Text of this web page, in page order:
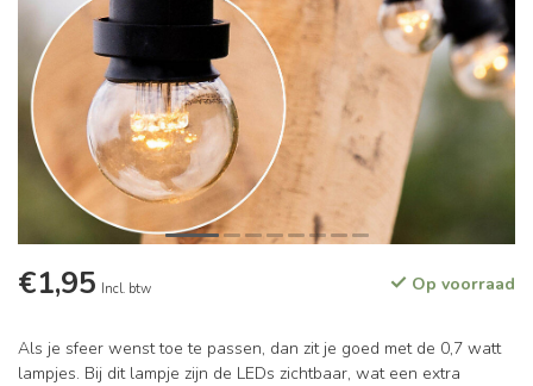
€1,95 Incl. btw Op voorraad
Als je sfeer wenst toe te passen, dan zit je goed met de 0,7 watt
lampjes. Bij dit lampje zijn de LEDs zichtbaar, wat een extra